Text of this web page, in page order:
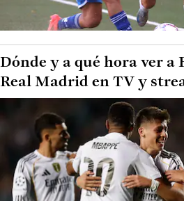
Dónde y a qué hora ver a
Real Madrid en TV y